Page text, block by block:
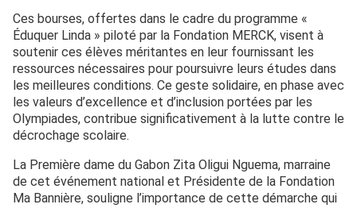
Ces bourses, offertes dans le cadre du programme «
Éduquer Linda » piloté par la Fondation MERCK, visent à
soutenir ces élèves méritantes en leur fournissant les
ressources nécessaires pour poursuivre leurs études dans
les meilleures conditions. Ce geste solidaire, en phase avec
les valeurs d’excellence et d’inclusion portées par les
Olympiades, contribue significativement à la lutte contre le
décrochage scolaire.
La Première dame du Gabon Zita Oligui Nguema, marraine
de cet événement national et Présidente de la Fondation
Ma Bannière, souligne l’importance de cette démarche qui